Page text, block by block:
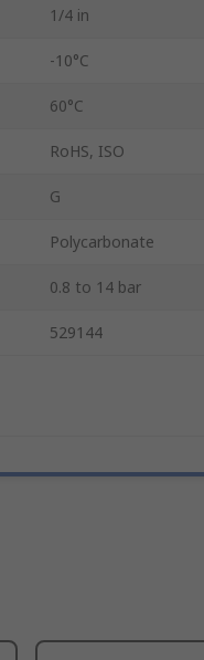
1/4 in
-10°C
60°C
RoHS, ISO
G
Polycarbonate
0.8 to 14 bar
529144